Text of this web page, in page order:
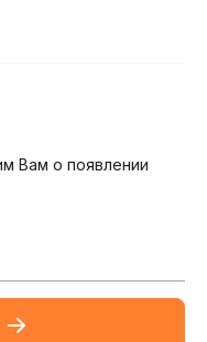
Вам о появлении